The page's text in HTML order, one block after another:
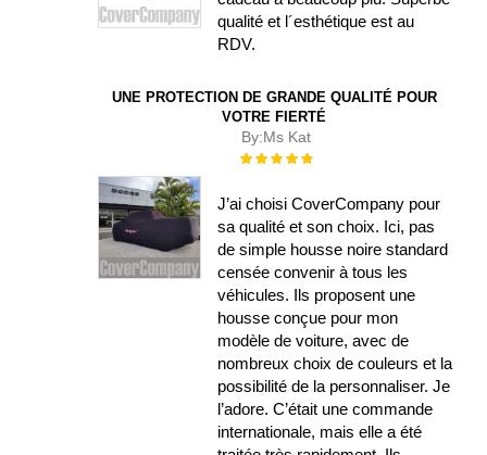
qualité et l´esthétique est au
RDV.
UNE PROTECTION DE GRANDE QUALITÉ POUR
VOTRE FIERTÉ
By:Ms Kat
Évaluation :
J’ai choisi CoverCompany pour
sa qualité et son choix. Ici, pas
de simple housse noire standard
censée convenir à tous les
véhicules. Ils proposent une
housse conçue pour mon
modèle de voiture, avec de
nombreux choix de couleurs et la
possibilité de la personnaliser. Je
l’adore. C’était une commande
internationale, mais elle a été